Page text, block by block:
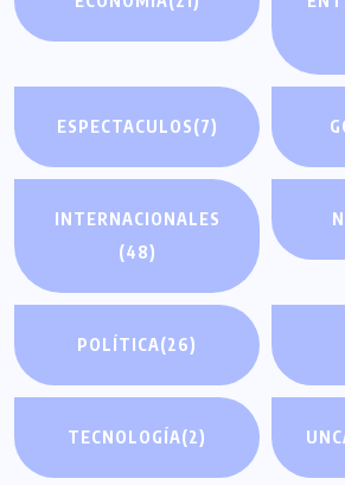
ESPECTACULOS(7)
INTERNACIONALES
(48)
POLÍTICA(26)
TECNOLOGÍA(2)